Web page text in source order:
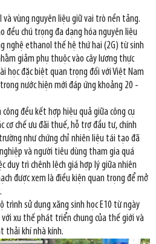
và vùng nguyên liệu giữ vai trò nền tảng.
đều chú trọng đa dạng hóa nguyên liệu
nghệ ethanol thế hệ thứ hai (2G) từ sinh
giảm phụ thuộc vào cây lương thực
học đặc biệt quan trọng đối với Việt Nam
nước hiện mới đáp ứng khoảng 20 -
đều kết hợp hiệu quả giữa công cụ
cơ chế ưu đãi thuế, hỗ trợ đầu tư, chính
như chứng chỉ nhiên liệu tái tạo đã
và người tiêu dùng tham gia quá
duy trì chênh lệch giá hợp lý giữa nhiên
được xem là điều kiện quan trọng để mở
trình sử dụng xăng sinh học E10 từ ngày
xu thế phát triển chung của thế giới và
thải khí nhà kính.